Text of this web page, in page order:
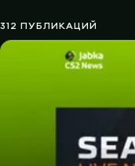
312 ПУБЛИКАЦИЙ